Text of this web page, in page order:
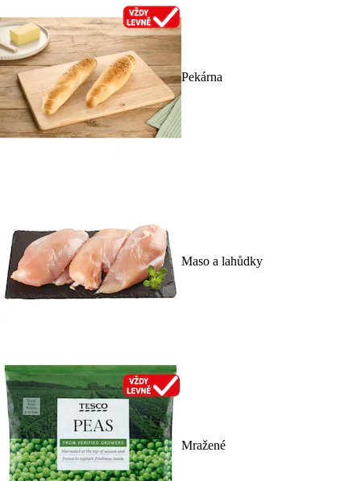
Pekárna
Maso a lahůdky
Mražené